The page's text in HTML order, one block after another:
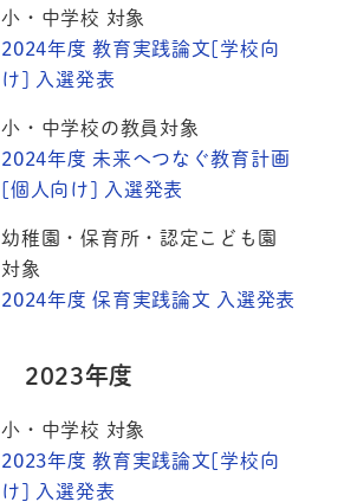
小・中学校 対象
2024年度 教育実践論文[学校向
け] 入選発表
小・中学校の教員対象
2024年度 未来へつなぐ教育計画
[個人向け] 入選発表
幼稚園・保育所・認定こども園
対象
2024年度 保育実践論文 入選発表
2023年度
小・中学校 対象
2023年度 教育実践論文[学校向
け] 入選発表